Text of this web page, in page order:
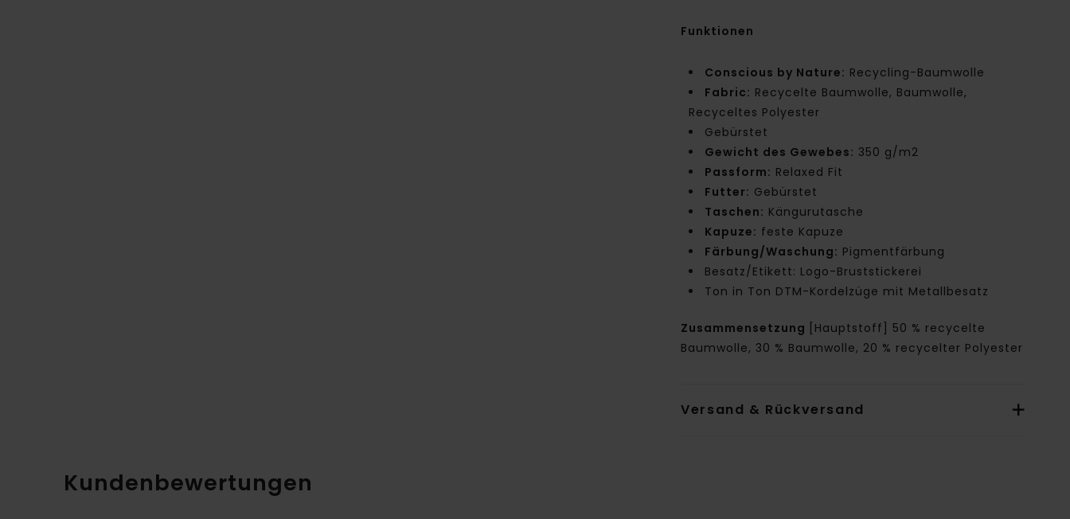
Funktionen
Conscious by Nature: Recycling-Baumwolle
Fabric: Recycelte Baumwolle, Baumwolle,
Recyceltes Polyester
Gebürstet
Gewicht des Gewebes: 350 g/m2
Passform: Relaxed Fit
Futter: Gebürstet
Taschen: Kängurutasche
Kapuze: feste Kapuze
Färbung/Waschung: Pigmentfärbung
Besatz/Etikett: Logo-Bruststickerei
Ton in Ton DTM-Kordelzüge mit Metallbesatz
Zusammensetzung [Hauptstoff] 50 % recycelte
Baumwolle, 30 % Baumwolle, 20 % recycelter Polyester
Versand & Rückversand
Kundenbewertungen